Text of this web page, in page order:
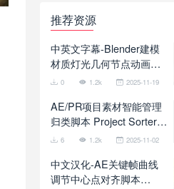
推荐资源
中英文字幕-Blender建模
材质灯光几何节点动画全
面基础入门教程 School of
Artists
0 1.2k 2025-11-19
AE/PR项目素材智能管理
归类脚本 Project Sorter
V1.7.3 + 使用教程
6 1.2k 2025-11-02
中文汉化-AE关键帧曲线
调节中心点对齐脚本